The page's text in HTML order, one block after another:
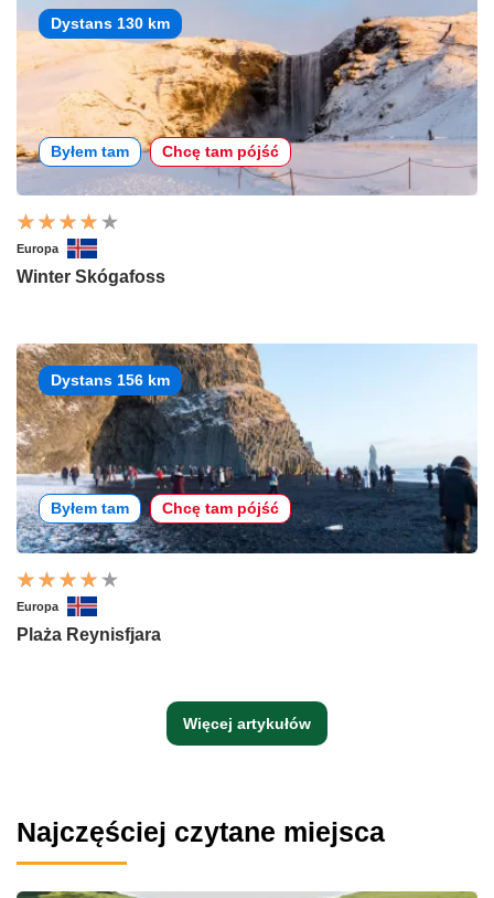
Dystans 130 km
Byłem tam Chcę tam pójść
Europa
Winter Skógafoss
Dystans 156 km
Byłem tam Chcę tam pójść
Europa
Plaża Reynisfjara
Więcej artykułów
Najczęściej czytane miejsca